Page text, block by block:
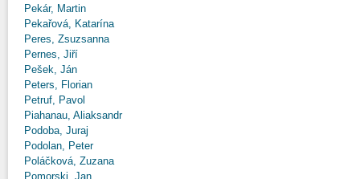
Pekár, Martin
Pekařová, Katarína
Peres, Zsuzsanna
Pernes, Jiří
Pešek, Ján
Peters, Florian
Petruf, Pavol
Piahanau, Aliaksandr
Podoba, Juraj
Podolan, Peter
Poláčková, Zuzana
Pomorski, Jan